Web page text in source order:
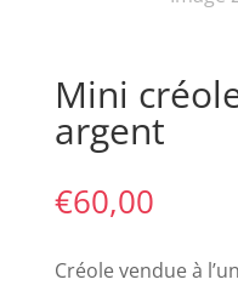
Mini
argent
€60,00
Créole vendue à